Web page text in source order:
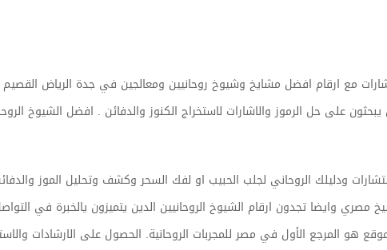
ارقام افضل مشايخ وشيوخ روحانيين ومعالجين في جدة الرياض القصيم
على حل الرموز والاشارات لاستخراج الكنوز والدفائن . افضل الشيوخ
الروحاني لجلب الحبيب او لفك السحر وكشف وتحليل الموز والدفائن
وايضا تجدون ارقام الشيوخ الروحانيين الدين يتميزون يالخبرة في
المرجع الأول في مصر للمجربات الروحانية. الحصول على الارشادات